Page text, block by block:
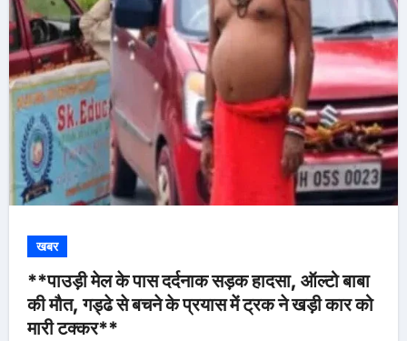
खबर
**पाउड़ी मेल के पास दर्दनाक सड़क हादसा, ऑल्टो बाबा
की मौत, गड्ढे से बचने के प्रयास में ट्रक ने खड़ी कार को
मारी टक्कर**